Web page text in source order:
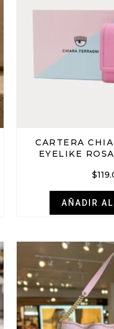
CARTERA
EYELIKE
$
AÑADIR